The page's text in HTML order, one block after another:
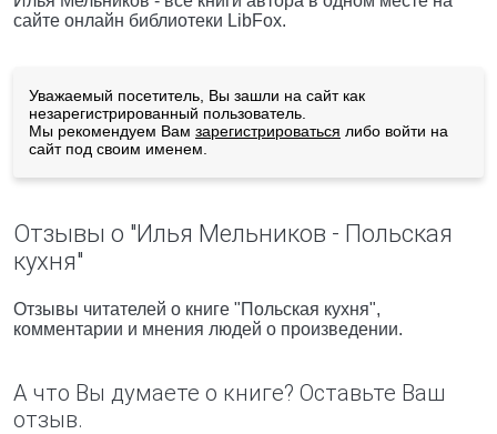
сайте онлайн библиотеки LibFox.
Уважаемый посетитель, Вы зашли на сайт как
незарегистрированный пользователь.
Мы рекомендуем Вам зарегистрироваться либо войти на
сайт под своим именем.
Отзывы о "Илья Мельников - Польская
кухня"
Отзывы читателей о книге "Польская кухня",
комментарии и мнения людей о произведении.
А что Вы думаете о книге? Оставьте Ваш
отзыв.